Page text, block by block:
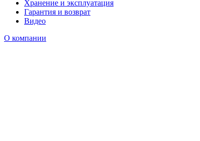
Хранение и эксплуатация
Гарантия и возврат
Видео
О компании